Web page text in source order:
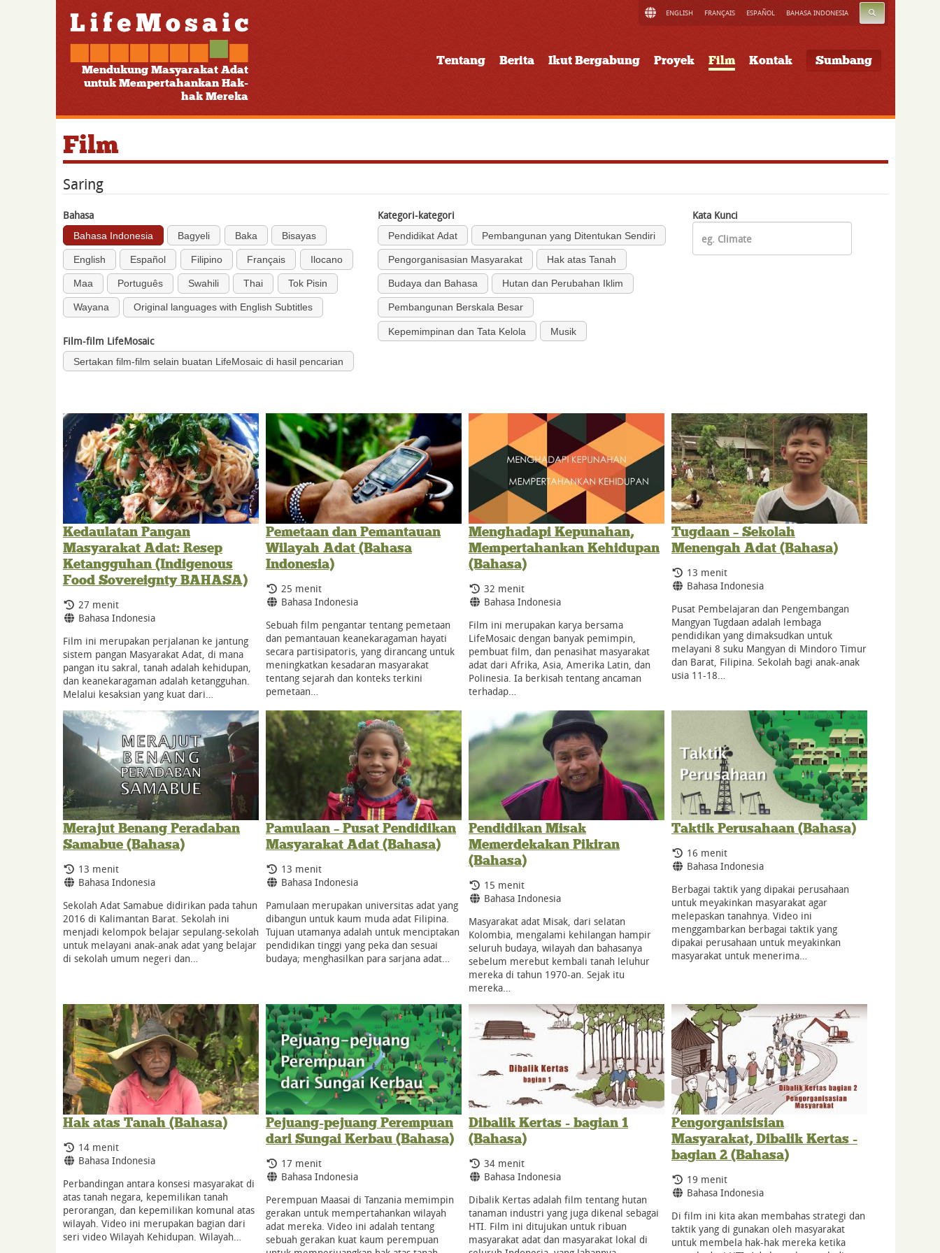
Mendukung Masyarakat Adat
untuk Mempertahankan Hak-
hak Mereka
ENGLISH FRANÇAIS ESPAÑOL BAHASA INDONESIA CARI
Tentang Berita Ikut Bergabung Proyek Film Kontak Sumbang
Film
Saring
Bahasa
Bahasa Indonesia Bagyeli Baka Bisayas
English Español Filipino Français Ilocano
Maa Português Swahili Thai Tok Pisin
Wayana Original languages with English Subtitles
Film-film LifeMosaic
Sertakan film-film selain buatan LifeMosaic di hasil pencarian
Kategori-kategori
Pendidikat Adat Pembangunan yang Ditentukan Sendiri
Pengorganisasian Masyarakat Hak atas Tanah
Budaya dan Bahasa Hutan dan Perubahan Iklim
Pembangunan Berskala Besar
Kepemimpinan dan Tata Kelola Musik
Kata Kunci
Kedaulatan Pangan
Masyarakat Adat: Resep
Ketangguhan (Indigenous
Food Sovereignty BAHASA)
Durasi:
27 menit
Bahasa:
Bahasa Indonesia
Film ini merupakan perjalanan ke jantung
sistem pangan Masyarakat Adat, di mana
pangan itu sakral, tanah adalah kehidupan,
dan keanekaragaman adalah ketangguhan.
Melalui kesaksian yang kuat dari…
Pemetaan dan Pemantauan
Wilayah Adat (Bahasa
Indonesia)
Durasi:
25 menit
Bahasa:
Bahasa Indonesia
Sebuah film pengantar tentang pemetaan
dan pemantauan keanekaragaman hayati
secara partisipatoris, yang dirancang untuk
meningkatkan kesadaran masyarakat
tentang sejarah dan konteks terkini
pemetaan…
Menghadapi Kepunahan,
Mempertahankan Kehidupan
(Bahasa)
Durasi:
32 menit
Bahasa:
Bahasa Indonesia
Film ini merupakan karya bersama
LifeMosaic dengan banyak pemimpin,
pembuat film, dan penasihat masyarakat
adat dari Afrika, Asia, Amerika Latin, dan
Polinesia. Ia berkisah tentang ancaman
terhadap…
Tugdaan – Sekolah
Menengah Adat (Bahasa)
Durasi:
13 menit
Bahasa:
Bahasa Indonesia
Pusat Pembelajaran dan Pengembangan
Mangyan Tugdaan adalah lembaga
pendidikan yang dimaksudkan untuk
melayani 8 suku Mangyan di Mindoro Timur
dan Barat, Filipina. Sekolah bagi anak-anak
usia 11-18…
Merajut Benang Peradaban
Samabue (Bahasa)
Durasi:
13 menit
Bahasa:
Bahasa Indonesia
Sekolah Adat Samabue didirikan pada tahun
2016 di Kalimantan Barat. Sekolah ini
menjadi kelompok belajar sepulang-sekolah
untuk melayani anak-anak adat yang belajar
di sekolah umum negeri dan…
Pamulaan – Pusat Pendidikan
Masyarakat Adat (Bahasa)
Durasi:
13 menit
Bahasa:
Bahasa Indonesia
Pamulaan merupakan universitas adat yang
dibangun untuk kaum muda adat Filipina.
Tujuan utamanya adalah untuk menciptakan
pendidikan tinggi yang peka dan sesuai
budaya; menghasilkan para sarjana adat…
Pendidikan Misak
Memerdekakan Pikiran
(Bahasa)
Durasi:
15 menit
Bahasa:
Bahasa Indonesia
Masyarakat adat Misak, dari selatan
Kolombia, mengalami kehilangan hampir
seluruh budaya, wilayah dan bahasanya
sebelum merebut kembali tanah leluhur
mereka di tahun 1970-an. Sejak itu
mereka…
Taktik Perusahaan (Bahasa)
Durasi:
16 menit
Bahasa:
Bahasa Indonesia
Berbagai taktik yang dipakai perusahaan
untuk meyakinkan masyarakat agar
melepaskan tanahnya. Video ini
menggambarkan berbagai taktik yang
dipakai perusahaan untuk meyakinkan
masyarakat untuk menerima…
Hak atas Tanah (Bahasa)
Durasi:
14 menit
Bahasa:
Bahasa Indonesia
Perbandingan antara konsesi masyarakat di
atas tanah negara, kepemilikan tanah
perorangan, dan kepemilikan komunal atas
wilayah. Video ini merupakan bagian dari
seri video Wilayah Kehidupan. Wilayah…
Pejuang-pejuang Perempuan
dari Sungai Kerbau (Bahasa)
Durasi:
17 menit
Bahasa:
Bahasa Indonesia
Perempuan Maasai di Tanzania memimpin
gerakan untuk mempertahankan wilayah
adat mereka. Video ini adalah tentang
sebuah gerakan kuat kaum perempuan
Dibalik Kertas - bagian 1
(Bahasa)
Durasi:
34 menit
Bahasa:
Bahasa Indonesia
Dibalik Kertas adalah film tentang hutan
tanaman industri yang juga dikenal sebagai
HTI. Film ini ditujukan untuk ribuan
masyarakat adat dan masyarakat lokal di
Pengorganisisian
Masyarakat, Dibalik Kertas -
bagian 2 (Bahasa)
Durasi:
19 menit
Bahasa:
Bahasa Indonesia
Di film ini kita akan membahas strategi dan
taktik yang di gunakan oleh masyarakat
untuk membela hak-hak mereka ketika